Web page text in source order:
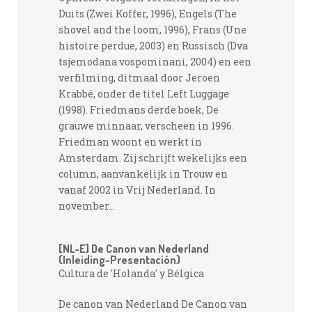
Duits (Zwei Koffer, 1996), Engels (The
shovel and the loom, 1996), Frans (Une
histoire perdue, 2003) en Russisch (Dva
tsjemodana vospominani, 2004) en een
verfilming, ditmaal door Jeroen
Krabbé‚ onder de titel Left Luggage
(1998). Friedmans derde boek, De
grauwe minnaar, verscheen in 1996.
Friedman woont en werkt in
Amsterdam. Zij schrijft wekelijks een
column, aanvankelijk in Trouw en
vanaf 2002 in Vrij Nederland. In
november...
[NL-E] De Canon van Nederland
(Inleiding-Presentación)
Cultura de 'Holanda' y Bélgica
De canon van Nederland De Canon van